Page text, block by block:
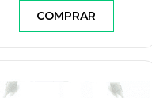
COMPRAR